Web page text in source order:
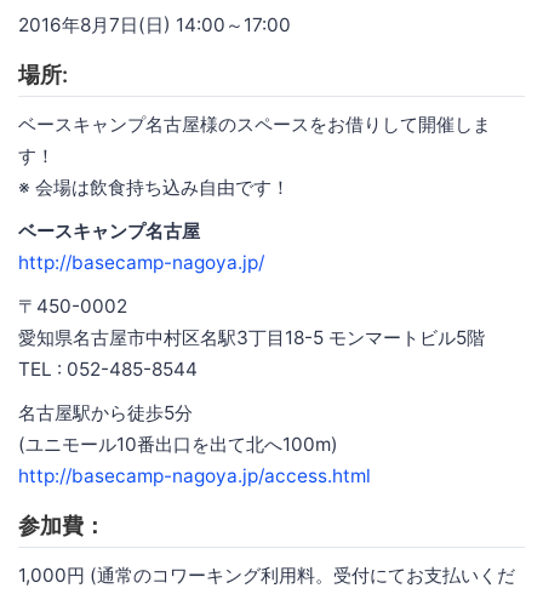
2016年8月7日(日) 14:00～17:00
場所:
ベースキャンプ名古屋様のスペースをお借りして開催しま
す！
※ 会場は飲食持ち込み自由です！
ベースキャンプ名古屋
http://basecamp-nagoya.jp/
〒450-0002
愛知県名古屋市中村区名駅3丁目18-5 モンマートビル5階
TEL : 052-485-8544
名古屋駅から徒歩5分
(ユニモール10番出口を出て北へ100m)
http://basecamp-nagoya.jp/access.html
参加費：
1,000円 (通常のコワーキング利用料。受付にてお支払いくだ